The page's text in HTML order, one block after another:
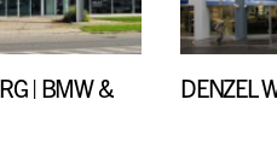
| BMW &
DENZEL